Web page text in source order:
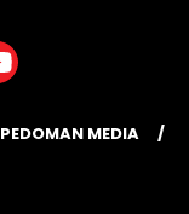
PEDOMAN MEDIA